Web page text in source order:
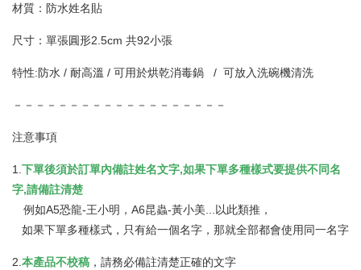
材質：防水姓名貼
尺寸： 單張圓形2.5cm 共92小張
特性:防水 / 耐高溫 / 可用於烘乾消毒鍋 / 可放入洗碗機清洗
－－－－－－－－－－－－－－－－－－－
注意事項
1. 下單後須於訂單內備註姓名文字,如果下單多種樣式要提供不同名
字,請備註清楚
例如A5恐龍-王小明，A6昆蟲-黃小美...以此類推，
如果下單多種樣式，只有給一個名字，那就全部都會使用同一名字
2. 本產品不校稿 ，請務必備註清楚正確的文字